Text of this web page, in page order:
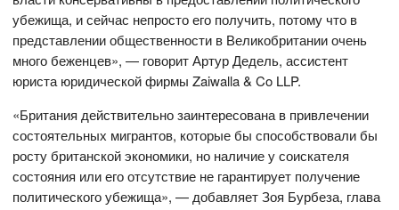
убежища, и сейчас непросто его получить, потому что в
представлении общественности в Великобритании очень
много беженцев», — говорит Артур Дедель, ассистент
юриста юридической фирмы Zaiwalla & Co LLP.
«Британия действительно заинтересована в привлечении
состоятельных мигрантов, которые бы способствовали бы
росту британской экономики, но наличие у соискателя
состояния или его отсутствие не гарантирует получение
политического убежища», — добавляет Зоя Бурбеза, глава